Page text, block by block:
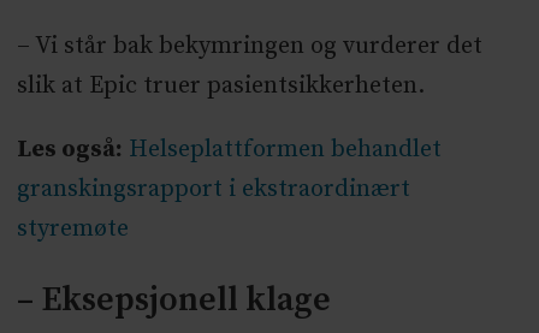
– Vi står bak bekymringen og vurderer det
slik at Epic truer pasientsikkerheten.
Les også: Helseplattformen behandlet
granskingsrapport i ekstraordinært
styremøte
– Eksepsjonell klage